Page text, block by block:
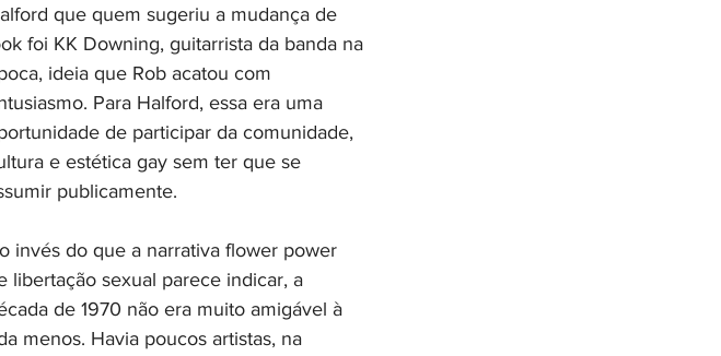
que quem sugeriu a mudança de
foi KK Downing, guitarrista da banda na
ideia que Rob acatou com
Para Halford, essa era uma
de participar da comunidade,
e estética gay sem ter que se
publicamente.
invés do que a narrativa flower power
libertação sexual parece indicar, a
de 1970 não era muito amigável à
menos. Havia poucos artistas, na